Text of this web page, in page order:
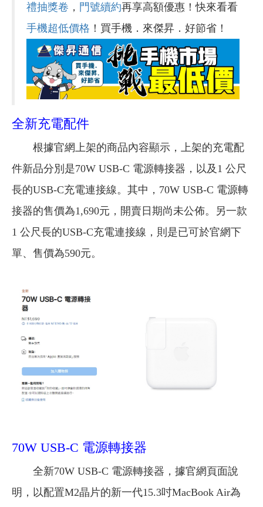
禮抽獎卷 ， 門號續約再享高額優惠！快來看看
手機超低價格 ！買手機．來傑昇．好節省！
全新充電配件
根據官網上架的商品內容顯示，上架的充電配
件新品分別是70W USB-C 電源轉接器，以及1 公尺
長的USB-C充電連接線。其中，70W USB-C 電源轉
接器的售價為1,690元，開賣日期尚未公佈。另一款
1 公尺長的USB-C充電連接線，則是已可於官網下
單、售價為590元。
70W USB-C 電源轉接器
全新70W USB-C 電源轉接器，據官網頁面說
明，以配置M2晶片的新一代15.3吋MacBook Air為